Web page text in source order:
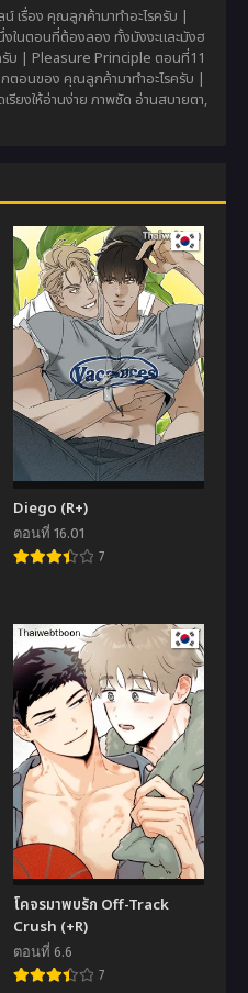
เรื่อง คุณลูกค้ามาทำอะไรครับ |
นตอนที่ต้องลอง ทั้งมังงะและมังฮ
รับ | Pleasure Principle ตอนที่11
อนของ คุณลูกค้ามาทำอะไรครับ |
ยงให้อ่านง่าย ภาพชัด อ่านสบายตา,
Diego (R+)
ตอนที่ 16.01
7
โคจรมาพบรัก Off-Track
Crush (+R)
ตอนที่ 6.6
7